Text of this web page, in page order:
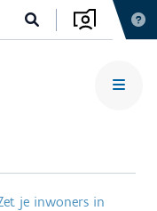
je inwoners in